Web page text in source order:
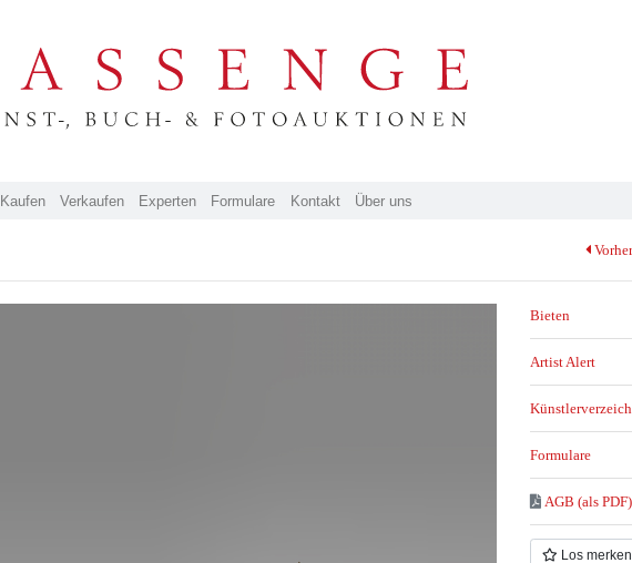
Kaufen Verkaufen Experten Formulare Kontakt Über uns
Bieten
Artist Alert
Formulare
AGB (als PDF)
Los merken